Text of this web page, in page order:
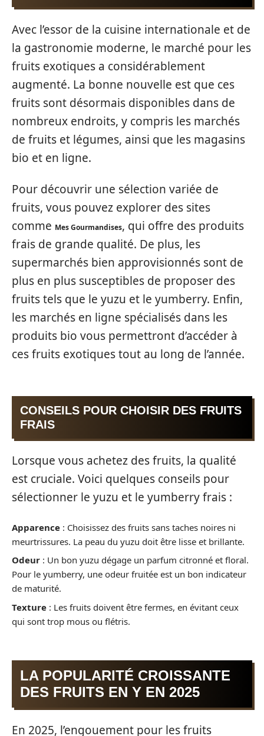
Avec l’essor de la cuisine internationale et de
la gastronomie moderne, le marché pour les
fruits exotiques a considérablement
augmenté. La bonne nouvelle est que ces
fruits sont désormais disponibles dans de
nombreux endroits, y compris les marchés
de fruits et légumes, ainsi que les magasins
bio et en ligne.
Pour découvrir une sélection variée de
fruits, vous pouvez explorer des sites
comme Mes Gourmandises, qui offre des produits
frais de grande qualité. De plus, les
supermarchés bien approvisionnés sont de
plus en plus susceptibles de proposer des
fruits tels que le yuzu et le yumberry. Enfin,
les marchés en ligne spécialisés dans les
produits bio vous permettront d’accéder à
ces fruits exotiques tout au long de l’année.
CONSEILS POUR CHOISIR DES FRUITS
FRAIS
Lorsque vous achetez des fruits, la qualité
est cruciale. Voici quelques conseils pour
sélectionner le yuzu et le yumberry frais :
Apparence : Choisissez des fruits sans taches noires ni
meurtrissures. La peau du yuzu doit être lisse et brillante.
Odeur : Un bon yuzu dégage un parfum citronné et floral.
Pour le yumberry, une odeur fruitée est un bon indicateur
de maturité.
Texture : Les fruits doivent être fermes, en évitant ceux
qui sont trop mous ou flétris.
LA POPULARITÉ CROISSANTE
DES FRUITS EN Y EN 2025
En 2025, l’engouement pour les fruits